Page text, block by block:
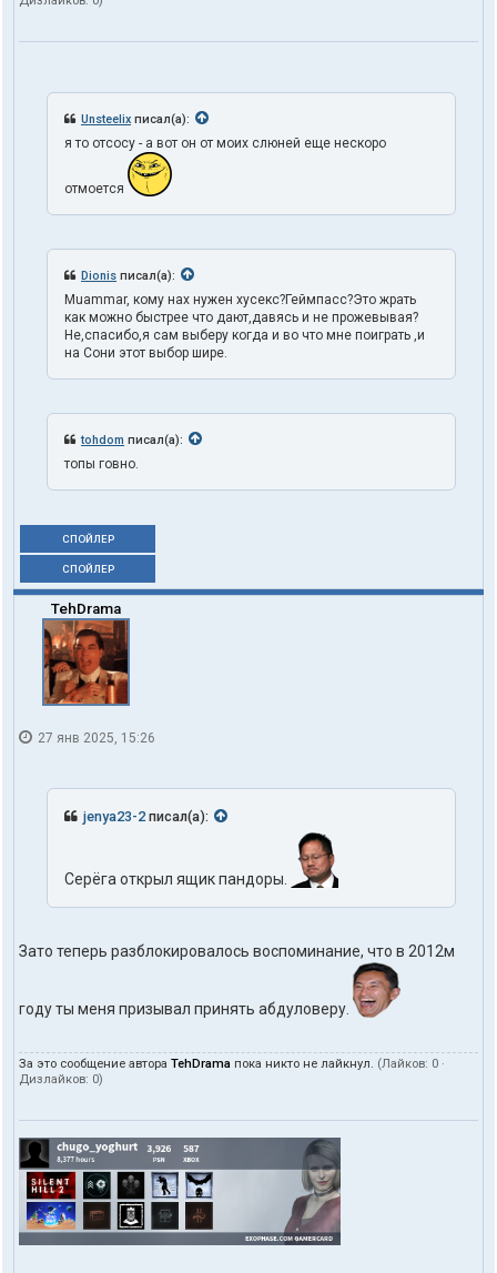
Unsteelix писал(а):
я то отсосу - а вот он от моих слюней еще нескоро
отмоется
Dionis писал(а):
Muammar, кому нах нужен хусекс?Геймпасс?Это жрать
как можно быстрее что дают,давясь и не прожевывая?
Не,спасибо,я сам выберу когда и во что мне поиграть ,и
на Сони этот выбор шире.
tohdom писал(а):
топы говно.
СПОЙЛЕР
СПОЙЛЕР
TehDrama
27 янв 2025, 15:26
jenya23-2 писал(а):
Серёга открыл ящик пандоры.
Зато теперь разблокировалось воспоминание, что в 2012м
году ты меня призывал принять абдуловеру.
За это сообщение автора TehDrama пока никто не лайкнул. (Лайков: 0 ·
Дизлайков: 0)